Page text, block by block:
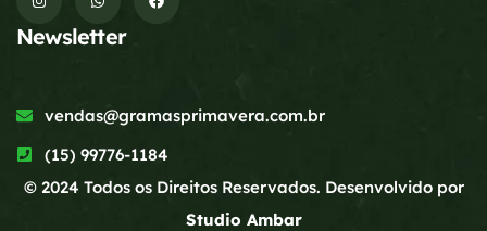
Newsletter
vendas@gramasprimavera.com.br
(15) 99776-1184
© 2024 Todos os Direitos Reservados. Desenvolvido por
Studio Ambar